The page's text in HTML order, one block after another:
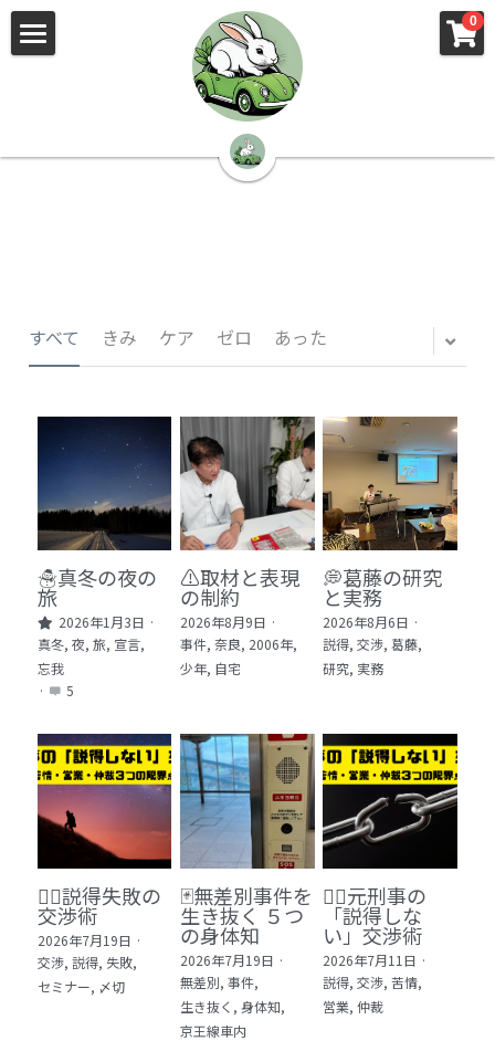
0
🌳株式会社 kibi🦉（トップ）
📰kibi log（ブログ）
🏢会社概要・プライバシーポリシー・プロフィ
📸Who am I?（プロフィール）
🏙️社員が防ぐ不正と犯罪
🙌自傷・他害・パニックは防げますか？
🏫社会福祉法人ぐらんま
🛒Learn More!（商品）
❓FAQ
📮ASK（無料読者登録 or 無料お問い合わせ）
📚 100冊の「本は飲み物」index
1 クレーム・犯罪・説得交渉 23冊
2 発達障害・精神疾患・ケア 29冊
3 身体知・非言語・情動 13冊
4 創作・芸術・神秘 30冊
5 教育・マネジメント・学修 20冊
ログイン/登録
検索
日本語
すべて きみ ケア ゼロ あった
☃️真冬の夜の
旅
2026年1月3日 ·
真冬, 夜, 旅, 宣言,
忘我
·
5
⚠️取材と表現
の制約
2026年8月9日 ·
事件, 奈良, 2006年,
少年, 自宅
💭葛藤の研究
と実務
2026年8月6日 ·
説得, 交渉, 葛藤,
研究, 実務
🕵️‍♂️説得失敗の
交渉術
2026年7月19日 ·
交渉, 説得, 失敗,
セミナー, 〆切
🃏無差別事件を
生き抜く ５つ
の身体知
2026年7月19日 ·
無差別, 事件,
生き抜く, 身体知,
京王線車内
🙅‍♂️元刑事の
「説得しな
い」交渉術
2026年7月11日 ·
説得, 交渉, 苦情,
営業, 仲裁
×
ストアカテゴリー
すべてのカテゴリー
×
ブログカテゴリー